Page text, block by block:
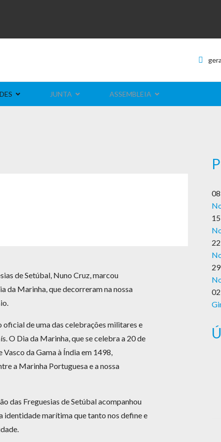
JUNTA ASSEMBLEIA
de Setúbal, Nuno Cruz, marcou
da Marinha, que decorreram na nossa
oficial de uma das celebrações militares e
O Dia da Marinha, que se celebra a 20 de
da Gama à Índia em 1498,
a Marinha Portuguesa e a nossa
das Freguesias de Setúbal acompanhou
identidade marítima que tanto nos define e